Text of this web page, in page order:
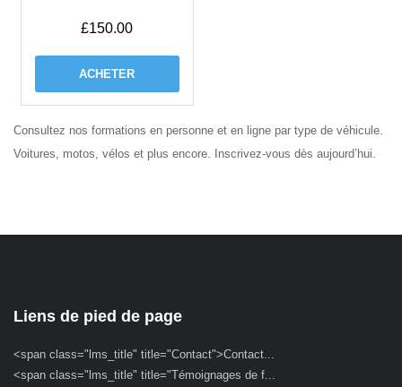
£150.00
ACHETER
Consultez nos formations en personne et en ligne par type de véhicule.
Voitures, motos, vélos et plus encore. Inscrivez-vous dès aujourd’hui.
Liens de pied de page
<span class="lms_title" title="Contact">Contact...
<span class="lms_title" title="Témoignages de f...